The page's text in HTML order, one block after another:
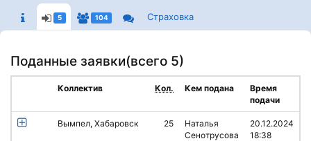
5 104 Страховка
Поданные заявки(всего 5)
Коллектив Кол. Кем подана
Время
подачи
Вымпел, Хабаровск 25
Наталья
Сенотрусова
20.12.2024
18:38